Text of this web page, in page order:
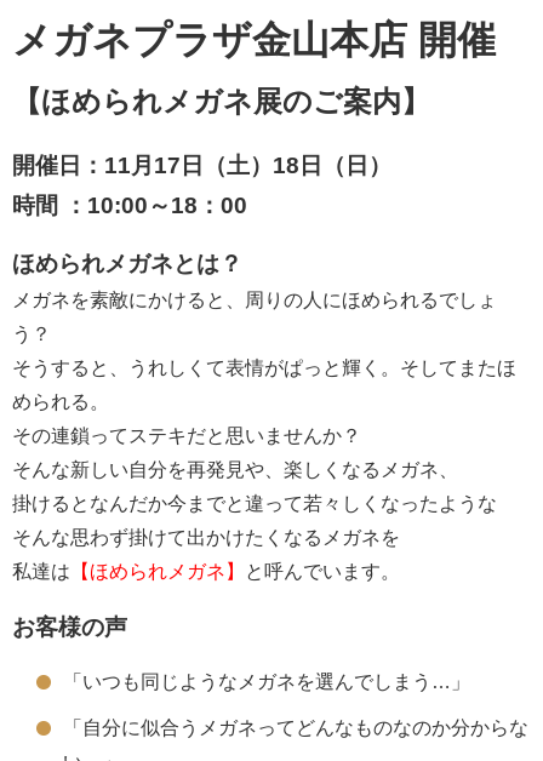
メガネプラザ金山本店 開催
【ほめられメガネ展のご案内】
開催日：11月17日（土）18日（日）
時間 ：10:00～18：00
ほめられメガネとは？
メガネを素敵にかけると、周りの人にほめられるでしょ
う？
そうすると、うれしくて表情がぱっと輝く。そしてまたほ
められる。
その連鎖ってステキだと思いませんか？
そんな新しい自分を再発見や、楽しくなるメガネ、
掛けるとなんだか今までと違って若々しくなったような
そんな思わず掛けて出かけたくなるメガネを
私達は 【ほめられメガネ】 と呼んでいます。
お客様の声
「いつも同じようなメガネを選んでしまう…」
「自分に似合うメガネってどんなものなのか分からな